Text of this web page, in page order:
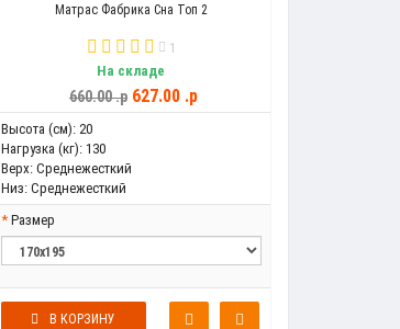
Матрас Фабрика Сна Топ 2
1
На складе
660.00 .p 627.00 .p
Высота (см): 20
Нагрузка (кг): 130
Верх: Среднежесткий
Низ: Среднежесткий
Размер
В КОРЗИНУ